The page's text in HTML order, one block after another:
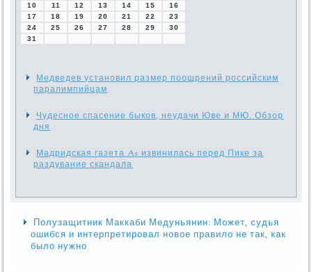
10
11 12 13 14 15
16
17
18 19 20 21 22
23
24
25 26 27 28 29
30
31
Медведев установил размер поощрений российским
паралимпийцам
Чудесное спасение быков, неудачи Юве и МЮ. Обзор
дня
Мадридская газета As извинилась перед Пике за
раздувание скандала
Полузащитник Маккаби Медуньянин: Может, судья
ошибся и интерпретировал новое правило не так, как
было нужно